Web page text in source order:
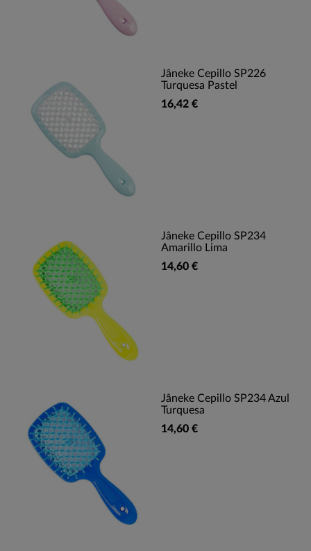
Jâneke Cepillo SP226
Turquesa Pastel
16,42 €
Jâneke Cepillo SP234
Amarillo Lima
14,60 €
Jâneke Cepillo SP234 Azul
Turquesa
14,60 €